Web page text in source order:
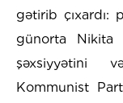
gətirib çıxardı:
günorta Nikita
şəxsiyyətini
Kommunist